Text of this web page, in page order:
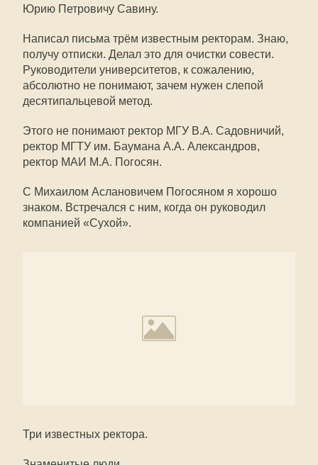
Юрию Петровичу Савину.
Написал письма трём известным ректорам. Знаю,
получу отписки. Делал это для очистки совести.
Руководители университетов, к сожалению,
абсолютно не понимают, зачем нужен слепой
десятипальцевой метод.
Этого не понимают ректор МГУ В.А. Садовничий,
ректор МГТУ им. Баумана А.А. Александров,
ректор МАИ М.А. Погосян.
С Михаилом Аслановичем Погосяном я хорошо
знаком. Встречался с ним, когда он руководил
компанией «Сухой».
Три известных ректора.